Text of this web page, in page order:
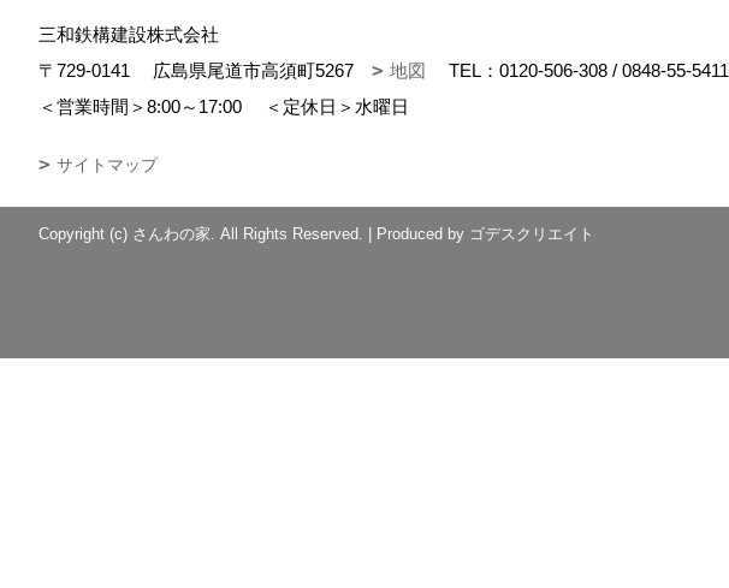
三和鉄構建設株式会社
〒729-0141
広島県尾道市高須町5267 地図 TEL： 0120-506-308 / 0848-55-5411
＜営業時間＞8:00～17:00
＜定休日＞水曜日
サイトマップ
Copyright (c) さんわの家. All Rights Reserved. Produced by ゴデスクリエイト